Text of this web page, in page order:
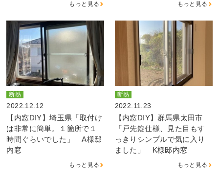
もっと見る もっと見る
断熱
2022.12.12
【内窓DIY】埼玉県「取付け
は非常に簡単。１箇所で１
時間ぐらいでした」 A様邸
内窓
もっと見る
断熱
2022.11.23
【内窓DIY】群馬県太田市
「戸先錠仕様、見た目もす
っきりシンプルで気に入り
ました」 K様邸内窓
もっと見る